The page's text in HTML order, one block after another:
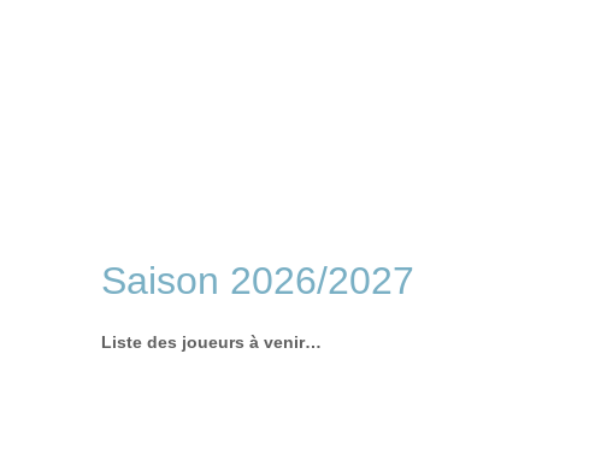
Saison 2026/2027
Liste des joueurs à venir…